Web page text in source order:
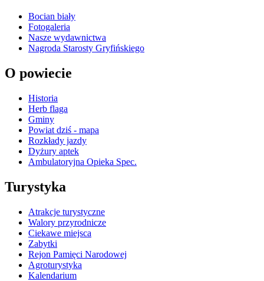
Bocian biały
Fotogaleria
Nasze wydawnictwa
Nagroda Starosty Gryfińskiego
O powiecie
Historia
Herb flaga
Gminy
Powiat dziś - mapa
Rozkłady jazdy
Dyżury aptek
Ambulatoryjna Opieka Spec.
Turystyka
Atrakcje turystyczne
Walory przyrodnicze
Ciekawe miejsca
Zabytki
Rejon Pamięci Narodowej
Agroturystyka
Kalendarium